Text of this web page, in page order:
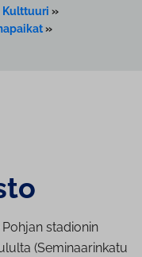
Kulttuuri »
»
stadionin
(Seminaarinkatu